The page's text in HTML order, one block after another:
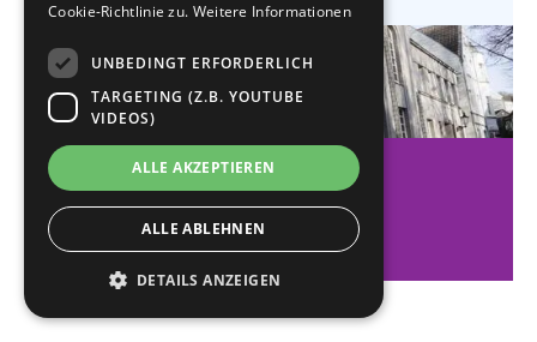
REMSCHEID
Young and Queer
Cookie-Richtlinie zu. Weitere Informationen
UNBEDINGT ERFORDERLICH
TARGETING (Z.B. YOUTUBE
VIDEOS)
ALLE AKZEPTIEREN
ALLE ABLEHNEN
DETAILS ANZEIGEN